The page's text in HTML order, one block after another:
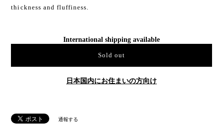
thickness and fluffiness.
International shipping available
Sold out
日本国内にお住まいの方向け
通報する